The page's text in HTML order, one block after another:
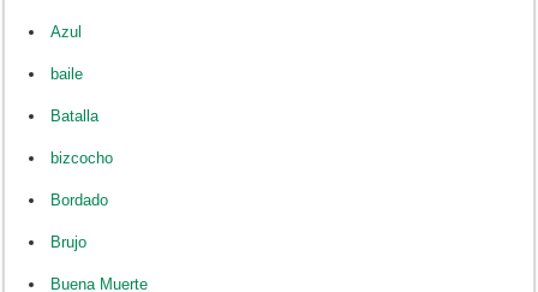
Azul
baile
Batalla
bizcocho
Bordado
Brujo
Buena Muerte